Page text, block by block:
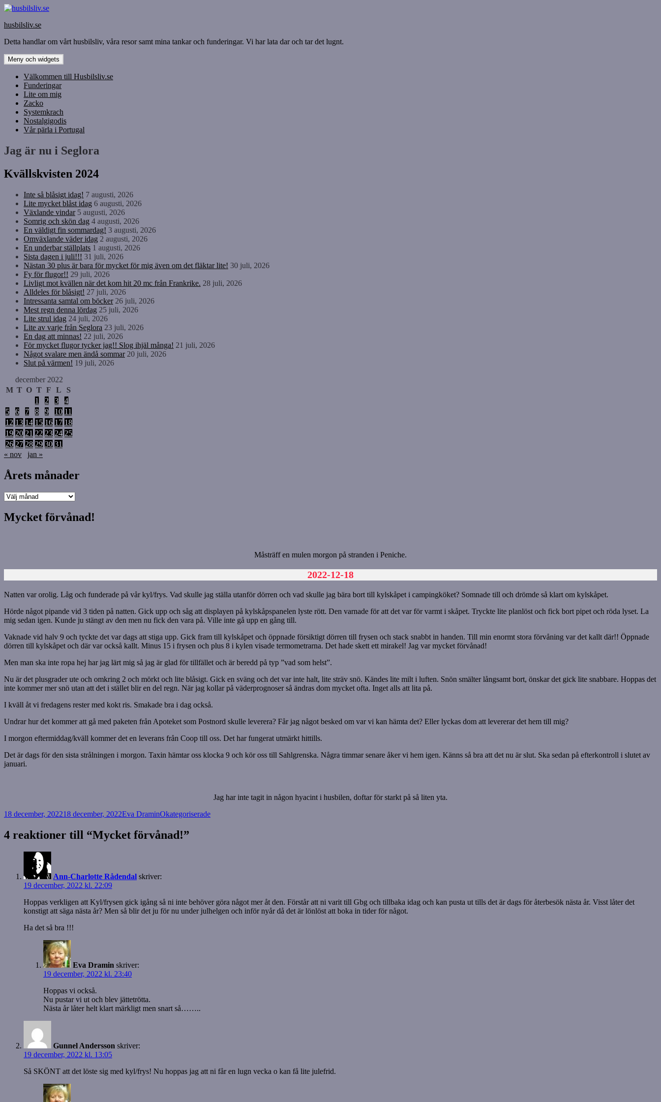
Hoppa
innehåll
husbilsliv.se
Detta handlar om vårt husbilsliv, våra resor samt mina tankar och funderingar. Vi har lata dar och tar det lugnt.
Meny och widgets
Välkommen till Husbilsliv.se
Funderingar
Lite om mig
Zacko
Systemkrach
Nostalgigodis
Vår pärla i Portugal
Jag är nu i Seglora
Kvällskvisten 2024
Inte så blåsigt idag! 7 augusti, 2026
Lite mycket blåst idag 6 augusti, 2026
Växlande vindar 5 augusti, 2026
Somrig och skön dag 4 augusti, 2026
En väldigt fin sommardag! 3 augusti, 2026
Omväxlande väder idag 2 augusti, 2026
En underbar ställplats 1 augusti, 2026
Sista dagen i juli!!! 31 juli, 2026
Nästan 30 plus är bara för mycket för mig även om det fläktar lite! 30 juli, 2026
Fy för flugor!! 29 juli, 2026
Livligt mot kvällen när det kom hit 20 mc från Frankrike. 28 juli, 2026
Alldeles för blåsigt! 27 juli, 2026
Intressanta samtal om böcker 26 juli, 2026
Mest regn denna lördag 25 juli, 2026
Lite strul idag 24 juli, 2026
Lite av varje från Seglora 23 juli, 2026
En dag att minnas! 22 juli, 2026
För mycket flugor tycker jag!! Slog ihjäl många! 21 juli, 2026
Något svalare men ändå sommar 20 juli, 2026
Slut på värmen! 19 juli, 2026
december 2022
M T O T F L
S
1
2 3
4
5
6 7 8 9 10 11
12 13 14 15 16 17 18
19 20 21 22 23 24 25
26 27 28 29 30 31
« nov
jan »
Årets månader
Årets
Mycket förvånad!
Måsträff en mulen morgon på stranden i Peniche.
2022-12-18
Natten var orolig. Låg och funderade på vår kyl/frys. Vad skulle jag ställa utanför dörren och vad skulle jag bära bort till kylskåpet i campingköket? Somnade till och drömde så klart om kylskåpet.
Hörde något pipande vid 3 tiden på natten. Gick upp och såg att displayen på kylskåpspanelen lyste rött. Den varnade för att det var för varmt i skåpet. Tryckte lite planlöst och fick bort pipet och röda lyset. La
mig sedan igen. Kunde ju stängt av den men nu fick den vara på. Ville inte gå upp en gång till.
Vaknade vid halv 9 och tyckte det var dags att stiga upp. Gick fram till kylskåpet och öppnade försiktigt dörren till frysen och stack snabbt in handen. Till min enormt stora förvåning var det kallt där!! Öppnade
dörren till kylskåpet och där var också kallt. Minus 15 i frysen och plus 8 i kylen visade termometrarna. Det hade skett ett mirakel! Jag var mycket förvånad!
Men man ska inte ropa hej har jag lärt mig så jag är glad för tillfället och är beredd på typ ”vad som helst”.
Nu är det plusgrader ute och omkring 2 och mörkt och lite blåsigt. Gick en sväng och det var inte halt, lite sträv snö. Kändes lite milt i luften. Snön smälter långsamt bort, önskar det gick lite snabbare. Hoppas det
inte kommer mer snö utan att det i stället blir en del regn. När jag kollar på väderprognoser så ändras dom mycket ofta. Inget alls att lita på.
I kväll åt vi fredagens rester med kokt ris. Smakade bra i dag också.
Undrar hur det kommer att gå med paketen från Apoteket som Postnord skulle leverera? Får jag något besked om var vi kan hämta det? Eller lyckas dom att levererar det hem till mig?
I morgon eftermiddag/kväll kommer det en leverans från Coop till oss. Det har fungerat utmärkt hittills.
Det är dags för den sista strålningen i morgon. Taxin hämtar oss klocka 9 och kör oss till Sahlgrenska. Några timmar senare åker vi hem igen. Känns så bra att det nu är slut. Ska sedan på efterkontroll i slutet av
januari.
Jag har inte tagit in någon hyacint i husbilen, doftar för starkt på så liten yta.
Postat
18 december, 202218 december, 2022Författare
Eva DraminKategorier
Okategoriserade
4 reaktioner till “Mycket förvånad!”
Ann-Charlotte Rådendal skriver:
19 december, 2022 kl. 22:09
Hoppas verkligen att Kyl/frysen gick igång så ni inte behöver göra något mer åt den. Förstår att ni varit till Gbg och tillbaka idag och kan pusta ut tills det är dags för återbesök nästa år. Visst låter det
konstigt att säga nästa år? Men så blir det ju för nu under julhelgen och inför nyår då det är lönlöst att boka in tider för något.
Ha det så bra !!!
Eva Dramin skriver:
19 december, 2022 kl. 23:40
Hoppas vi också.
Nu pustar vi ut och blev jättetrötta.
Nästa år låter helt klart märkligt men snart så……..
Gunnel Andersson skriver:
19 december, 2022 kl. 13:05
Så SKÖNT att det löste sig med kyl/frys! Nu hoppas jag att ni får en lugn vecka o kan få lite julefrid.